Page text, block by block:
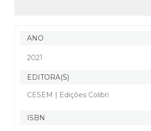
ANO
2021
EDITORA(S)
CESEM | Edições Colibri
ISBN